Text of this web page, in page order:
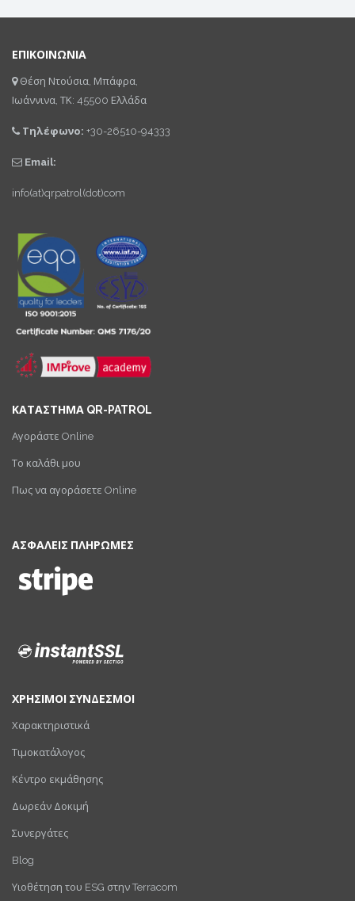
ΕΠΙΚΟΙΝΩΝΙΑ
Θέση Ντούσια, Μπάφρα,
Ιωάννινα, ΤΚ: 45500 Ελλάδα
Τηλέφωνο: +30-26510-94333
Email:
info(at)qrpatrol(dot)com
ΚΑΤΑΣΤΗΜΑ QR-PATROL
Αγοράστε Online
Το καλάθι μου
Πως να αγοράσετε Online
ΑΣΦΑΛΕΙΣ ΠΛΗΡΩΜΕΣ
ΧΡΗΣΙΜΟΙ ΣΥΝΔΕΣΜΟΙ
Χαρακτηριστικά
Τιμοκατάλογος
Κέντρο εκμάθησης
Δωρεάν Δοκιμή
Συνεργάτες
Blog
Υιοθέτηση του ESG στην Terracom